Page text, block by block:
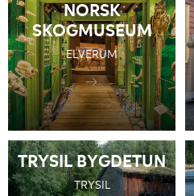
NORSK
SKOGMUSEUM
ELVERUM
TRYSIL BYGDETUN
TRYSIL